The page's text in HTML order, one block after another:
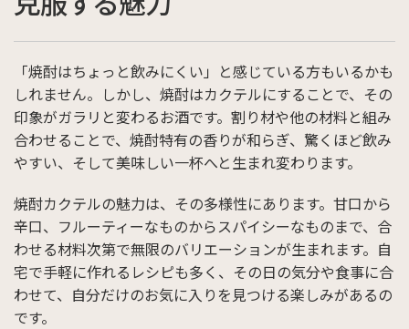
「焼酎はちょっと飲みにくい」と感じている方もいるかも
しれません。しかし、焼酎はカクテルにすることで、その
印象がガラリと変わるお酒です。割り材や他の材料と組み
合わせることで、焼酎特有の香りが和らぎ、驚くほど飲み
やすい、そして美味しい一杯へと生まれ変わります。
焼酎カクテルの魅力は、その多様性にあります。甘口から
辛口、フルーティーなものからスパイシーなものまで、合
わせる材料次第で無限のバリエーションが生まれます。自
宅で手軽に作れるレシピも多く、その日の気分や食事に合
わせて、自分だけのお気に入りを見つける楽しみがあるの
です。